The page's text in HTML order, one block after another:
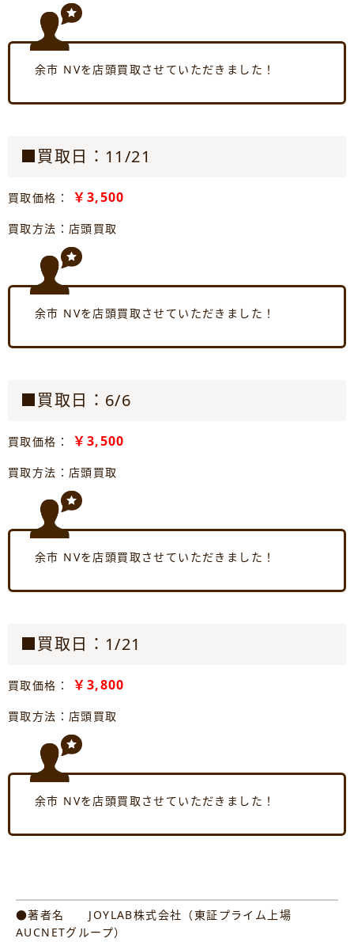
余市 NVを店頭買取させていただきました！
■買取日：11/21
買取価格： ￥3,500
買取方法：店頭買取
余市 NVを店頭買取させていただきました！
■買取日：6/6
買取価格： ￥3,500
買取方法：店頭買取
余市 NVを店頭買取させていただきました！
■買取日：1/21
買取価格： ￥3,800
買取方法：店頭買取
余市 NVを店頭買取させていただきました！
●著者名 JOYLAB株式会社（東証プライム上場
AUCNETグループ）